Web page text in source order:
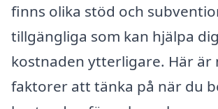
finns olika stöd och
tillgängliga som kan hjälpa
kostnaden ytterligare. Här är
faktorer att tänka på när du